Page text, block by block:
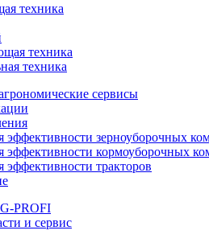
техника
техника
техника
сервисы
зерноуборочных
кормоуборочных
тракторов
PROFI
и сервис